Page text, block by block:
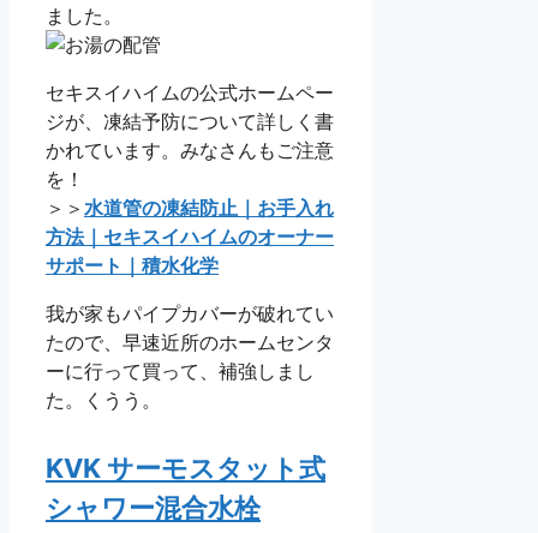
ました。
セキスイハイムの公式ホームペー
ジが、凍結予防について詳しく書
かれています。みなさんもご注意
を！
＞＞ 水道管の凍結防止｜お手入れ
方法｜セキスイハイムのオーナー
サポート｜積水化学
我が家もパイプカバーが破れてい
たので、早速近所のホームセンタ
ーに行って買って、補強しまし
た。くうう。
KVK サーモスタット式
シャワー混合水栓